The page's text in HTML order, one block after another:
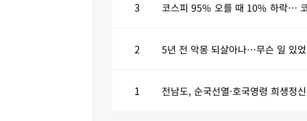
3 코스피 95% 오를 때 10% 하락…
2 5년 전 악몽 되살아나…무슨 일 있
1 전남도, 순국선열·호국영령 희생정